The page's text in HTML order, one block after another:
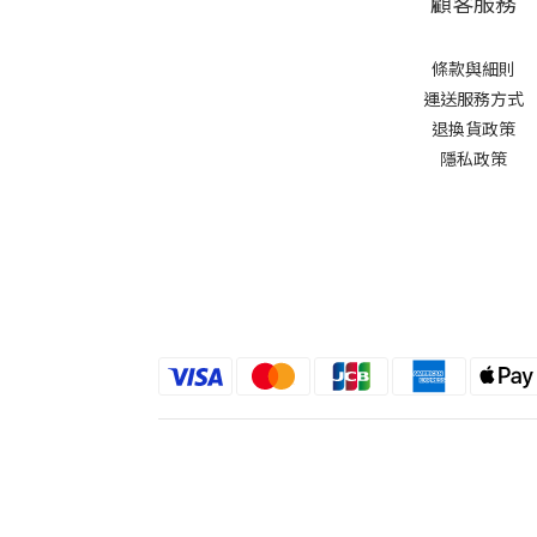
條款與細則
運送服務方式
退換貨政策
隱私政策